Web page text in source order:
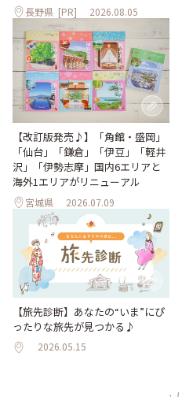
長野県 [PR] 2026.08.05
【改訂版発売♪】「角館・盛岡」
「仙台」「鎌倉」「伊豆」「軽井
沢」「伊勢志摩」国内6エリアと
海外1エリアがリニューアル
宮城県 2026.07.09
【旅先診断】あなたの“いま”にぴ
ったりな旅先が見つかる♪
2026.05.15